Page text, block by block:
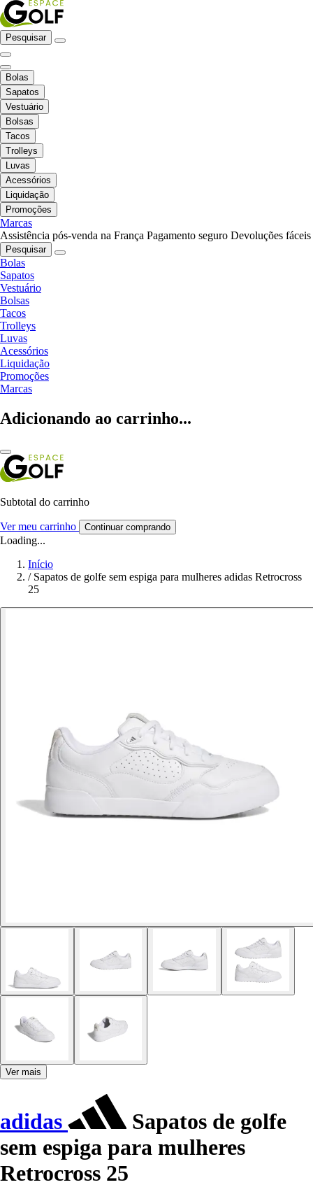
Pesquisar
Bolas
Sapatos
Vestuário
Bolsas
Tacos
Trolleys
Luvas
Acessórios
Liquidação
Promoções
Marcas
Assistência pós-venda na França Pagamento seguro Devoluções fáceis
Pesquisar
Bolas
Sapatos
Vestuário
Bolsas
Tacos
Trolleys
Luvas
Acessórios
Liquidação
Promoções
Marcas
Adicionando ao carrinho...
Subtotal do carrinho
Ver meu carrinho Continuar comprando
Loading...
Início
/ Sapatos de golfe sem espiga para mulheres adidas Retrocross
25
Ver mais
adidas
Sapatos de golfe
sem espiga para mulheres
Retrocross 25